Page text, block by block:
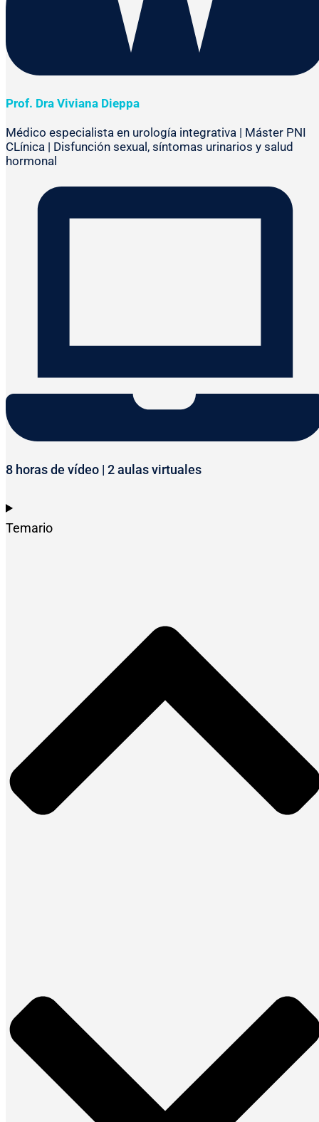
Prof. Dra Viviana Dieppa
Médico especialista en urología integrativa | Máster PNI
CLínica | Disfunción sexual, síntomas urinarios y salud
hormonal
8 horas de vídeo | 2 aulas virtuales
Temario